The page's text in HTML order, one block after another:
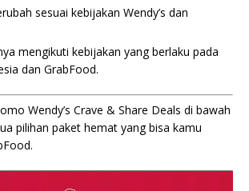
sesuai kebijakan Wendy’s dan
mengikuti kebijakan yang berlaku pada
dan GrabFood.
Wendy’s Crave & Share Deals di bawah
pilihan paket hemat yang bisa kamu